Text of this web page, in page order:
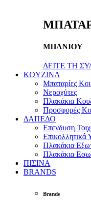
ΜΠΑΝΙΟΥ
ΔΕΙΤΕ ΤΗ
KOYZINA
Μπαταρίες
Νεροχύτες
Πλακάκια
Προσφορές
ΔΑΠΕΔΟ
Επενδυση
Επικολλητικά
Πλακάκια
Πλακάκια
ΠΙΣΙΝΑ
BRANDS
Brands